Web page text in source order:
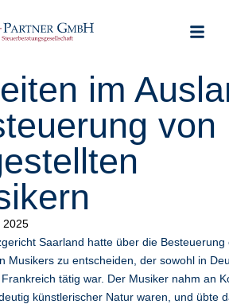
im
von
2025
Saarland hatte über die Besteuerung
Musikers zu entscheiden, der sowohl in
tätig war. Der Musiker nahm an
künstlerischer Natur waren, und übte